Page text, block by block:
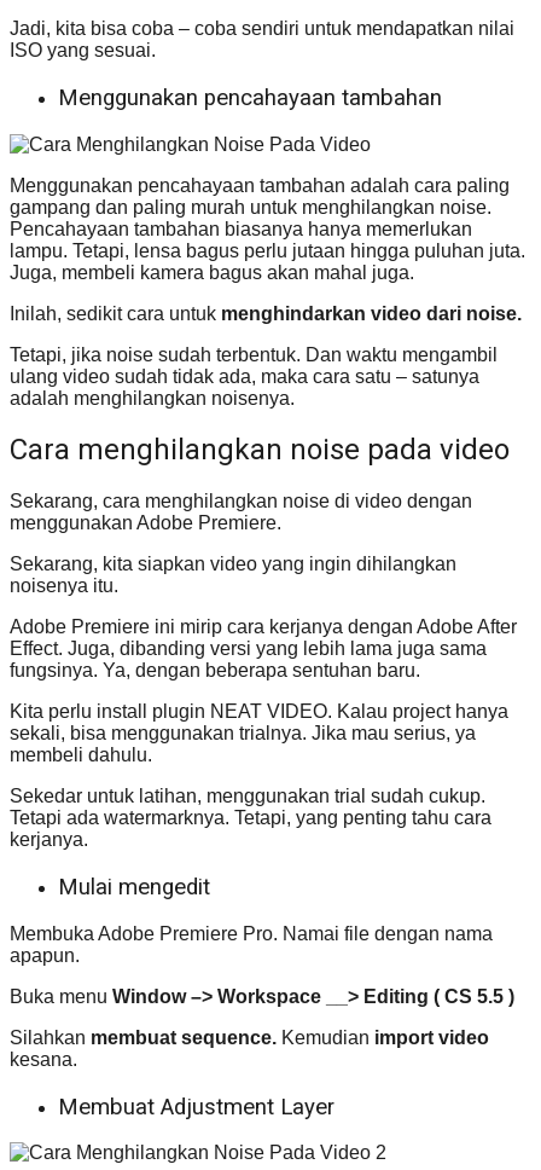
Jadi, kita bisa coba – coba sendiri untuk mendapatkan nilai
ISO yang sesuai.
Menggunakan pencahayaan tambahan
Menggunakan pencahayaan tambahan adalah cara paling
gampang dan paling murah untuk menghilangkan noise.
Pencahayaan tambahan biasanya hanya memerlukan
lampu. Tetapi, lensa bagus perlu jutaan hingga puluhan juta.
Juga, membeli kamera bagus akan mahal juga.
Inilah, sedikit cara untuk menghindarkan video dari noise.
Tetapi, jika noise sudah terbentuk. Dan waktu mengambil
ulang video sudah tidak ada, maka cara satu – satunya
adalah menghilangkan noisenya.
Cara menghilangkan noise pada video
Sekarang, cara menghilangkan noise di video dengan
menggunakan Adobe Premiere.
Sekarang, kita siapkan video yang ingin dihilangkan
noisenya itu.
Adobe Premiere ini mirip cara kerjanya dengan Adobe After
Effect. Juga, dibanding versi yang lebih lama juga sama
fungsinya. Ya, dengan beberapa sentuhan baru.
Kita perlu install plugin NEAT VIDEO. Kalau project hanya
sekali, bisa menggunakan trialnya. Jika mau serius, ya
membeli dahulu.
Sekedar untuk latihan, menggunakan trial sudah cukup.
Tetapi ada watermarknya. Tetapi, yang penting tahu cara
kerjanya.
Mulai mengedit
Membuka Adobe Premiere Pro. Namai file dengan nama
apapun.
Buka menu Window –> Workspace __> Editing ( CS 5.5 )
Silahkan membuat sequence. Kemudian import video
kesana.
Membuat Adjustment Layer